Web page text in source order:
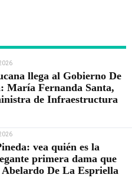
llega al Gobierno De
María Fernanda Santa,
de Infraestructura
vea quién es la
primera dama que
Abelardo De La Espriella